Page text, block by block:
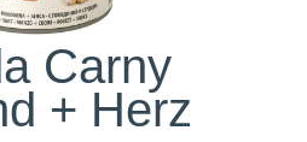
Carny
+ Herz